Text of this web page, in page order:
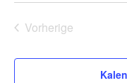
Vorherige